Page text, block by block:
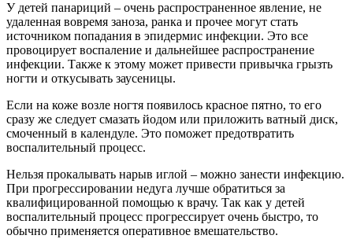
У детей панариций – очень распространенное явление, не
удаленная вовремя заноза, ранка и прочее могут стать
источником попадания в эпидермис инфекции. Это все
провоцирует воспаление и дальнейшее распространение
инфекции. Также к этому может привести привычка грызть
ногти и откусывать заусеницы.
Если на коже возле ногтя появилось красное пятно, то его
сразу же следует смазать йодом или приложить ватный диск,
смоченный в календуле. Это поможет предотвратить
воспалительный процесс.
Нельзя прокалывать нарыв иглой – можно занести инфекцию.
При прогрессировании недуга лучше обратиться за
квалифицированной помощью к врачу. Так как у детей
воспалительный процесс прогрессирует очень быстро, то
обычно применяется оперативное вмешательство.